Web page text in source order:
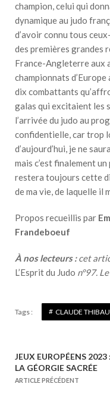
champion, celui qui
dynamique au judo
d’avoir connu tous
des premières grandes
France-Angleterre aux
championnats d’Europe
dix combattants
galas qui excitaient les
l’arrivée du judo au
confidentielle, car trop
d’aujourd’hui, je ne
mais c’est finalement
restera toujours cette
de ma vie, de laquelle il
Propos recueillis par
Frandeboeuf
À nos lecteurs :cet
L’Esprit du Judo n°97.
Tags : CLAUDE
N
a
JEUX EUROPÉENS
LA GÉORGIE SACRÉE
ARTICLE PRÉCÉDENT